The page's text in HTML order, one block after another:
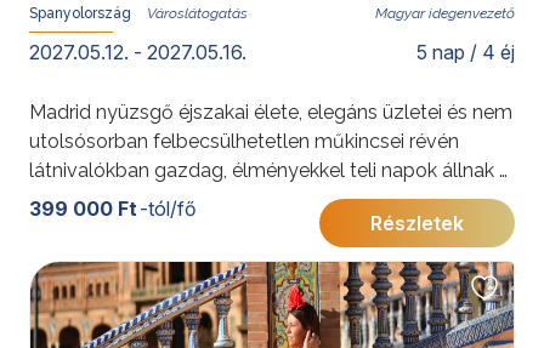
Spanyolország Magyar idegenvezető
2027.05.12. - 2027.05.16. 5 nap / 4 éj
Madrid nyüzsgő éjszakai élete, elegáns üzletei és nem
utolsósorban felbecsülhetetlen műkincsei révén
látnivalókban gazdag, élményekkel teli napok állnak a
városba látogató vendégek előtt. Apropó vendégek: a
helyiek, a madrileno-k híresen nyíltszívűek és
barátságosak a nézelődő turistákkal.
További érdekességekért Spanyolországról kattintson
ide.
399 000 Ft -tól/fő
Részletek